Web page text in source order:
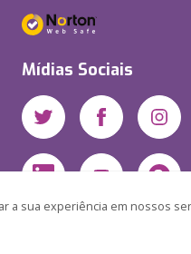
sua experiência em nossos
Mídias Sociais